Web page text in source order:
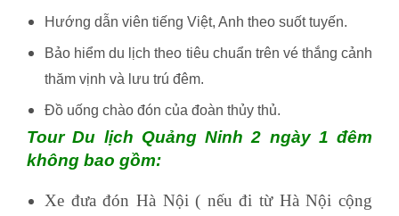
Hướng dẫn viên tiếng Việt, Anh theo suốt tuyến.
Bảo hiểm du lịch theo tiêu chuẩn trên vé thắng cảnh
thăm vịnh và lưu trú đêm.
Đồ uống chào đón của đoàn thủy thủ.
Tour Du lịch Quảng Ninh 2 ngày 1 đêm
không bao gồm:
Xe đưa đón Hà Nội ( nếu đi từ Hà Nội cộng